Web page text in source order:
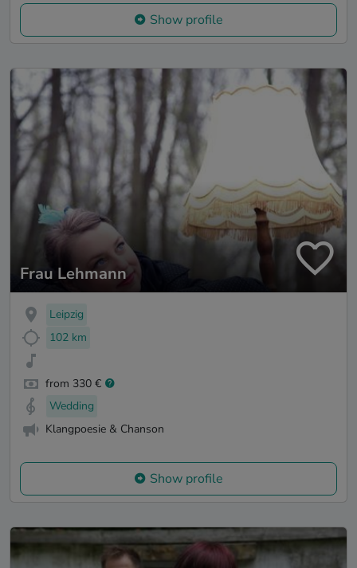
Show profile
Frau Lehmann
Leipzig
102 km
from 330 €
Wedding
Klangpoesie & Chanson
Show profile